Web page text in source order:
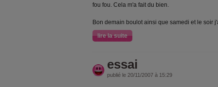
fou fou. Cela m'a fait du bien.
Bon demain boulot ainsi que samedi et le soir
lire la suite
essai
publié le 20/11/2007 à 15:29